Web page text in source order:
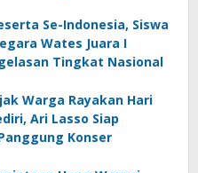
Se-Indonesia, Siswa
Wates Juara I
Tingkat Nasional
Warga Rayakan Hari
Ari Lasso Siap
Konser